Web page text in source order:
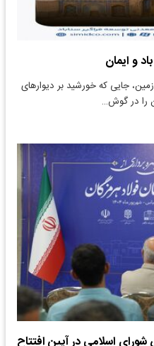
و ایمان
جایی که خورشید بر دیوارهای
را در گوش…
اسلامی در آیین افتتاح